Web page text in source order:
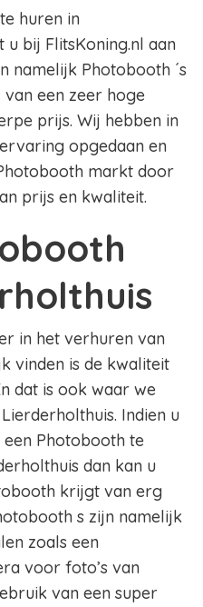
huren in
u bij FlitsKoning.nl aan
namelijk Photobooth ´s
van een zeer hoge
prijs. Wij hebben in
opgedaan en
markt door
prijs en kwaliteit.
in het verhuren van
vinden is de kwaliteit
dat is ook waar we
Indien u
Photobooth te
dan kan u
krijgt van erg
s zijn namelijk
zoals een
voor foto’s van
van een super